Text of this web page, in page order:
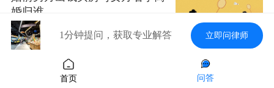
婚归谁
2022-11-29 09:05:501分钟提问，获取专业解答 立即问律师
首页 问答